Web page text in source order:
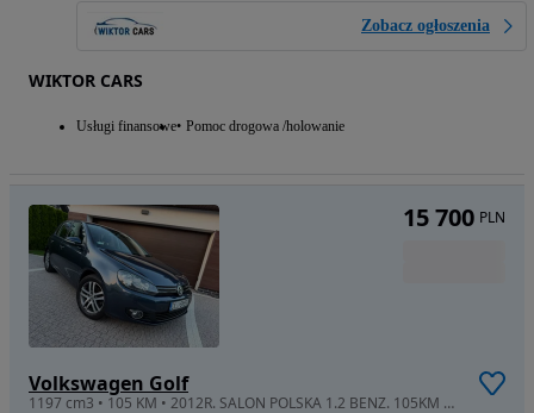
Zobacz ogłoszenia
WIKTOR CARS
Usługi finansowe Pomoc drogowa /holowanie
Volkswagen Golf
1197 cm3 • 105 KM • 2012R. SALON POLSKA 1.2 BENZ. 105KM Parktronic Podgrz. Fotele Zadbany!
15 700 PLN